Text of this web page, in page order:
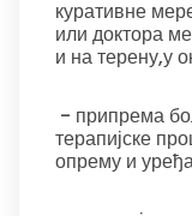
куративне
или доктора
и на терену,у
- припрема
терапијске
опрему и